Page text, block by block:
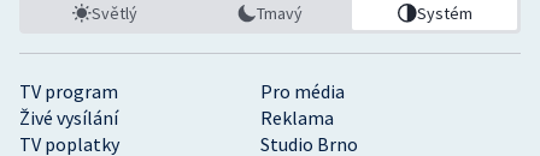
TV program
Pro média
Živé vysílání
Reklama
TV poplatky
Studio Brno
Světlý Tmavý Systém